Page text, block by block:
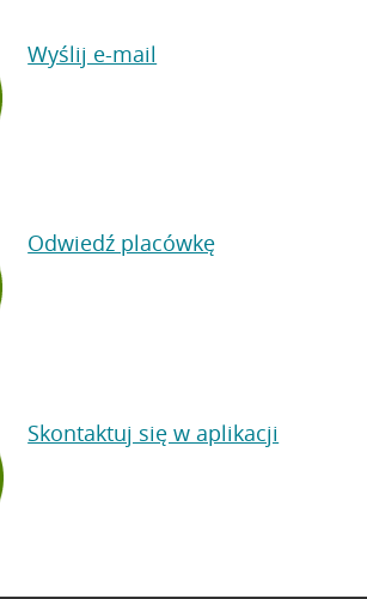
Wyślij e-mail
Odwiedź placówkę
Skontaktuj się w aplikacji